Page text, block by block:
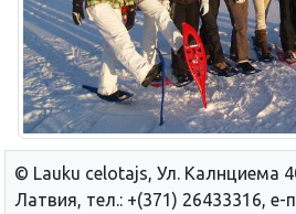
© Lauku сelotajs, Ул. Калнциема
Латвия, тел.: +(371) 26433316, е-